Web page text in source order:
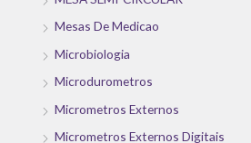
Mesas De Medicao
Microbiologia
Microdurometros
Micrometros Externos
Micrometros Externos Digitais